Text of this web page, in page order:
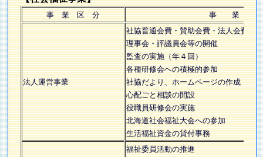
事 業 区 分 事 業
法人運営事業
社協普通会費・賛助会費・法人会費の
理事会・評議員会等の開催
監査の実施（年４回）
各種研修会への積極的参加
社協だより、ホームページの作成
心配ごと相談の開設
役職員研修会の実施
北海道社会福祉大会への参加
生活福祉資金の貸付事務
福祉委員活動の推進